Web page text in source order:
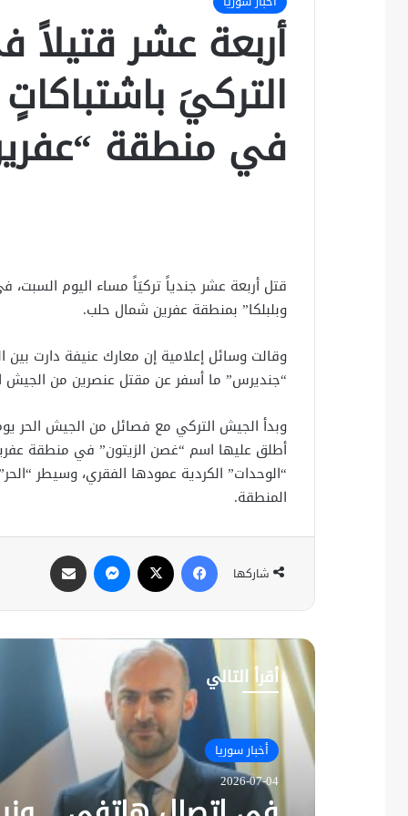
أربعة عشر
التركيَ
في منطقة
قتل أربعة عشر جندياً تركيَاً مساء اليوم
وبلبلكا” بمنطقة عفرين شمال حلب.
وقالت وسائل إعلامية إن معارك عنيفة دارت بين
“جنديرس” ما أسفر عن مقتل عنصرين من الجيش
أطلق عليها اسم “غصن الزيتون” في منطقة
“الوحدات” الكردية عمودها الفقري، وسيطر
المنطقة.
شاركها
فيسبوك ماسنجر
أقرأ التالي
أخبار سوريا
2026-07-04